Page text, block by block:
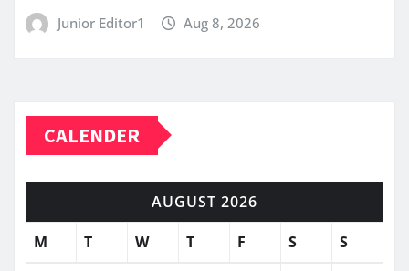
Junior Editor1 Aug 8, 2026
CALENDER
AUGUST 2026
M
T W T F S S